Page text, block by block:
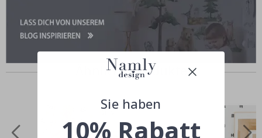
Ähnliche Produkte
Sie haben
10% Rabatt